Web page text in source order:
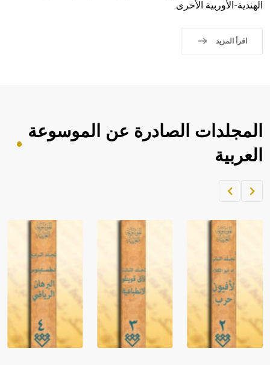
sign تكتب منفصلة غير متصلة، وتعتمد المبدأ الأكوروفوني،
الهندية-الأوربية الأخرى.
اقرأ المزيد
المجلدات الصادرة عن الموسوعة
العربية